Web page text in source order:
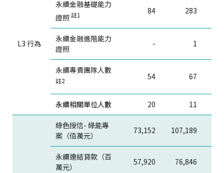
L3 行為
永續金融基礎能力
證照註1 84 283
永續金融進階能力
證照
- 1
永續專責團隊人數
註2 54 67
永續相關單位人數 20 11
綠色授信- 綠能專
案（佰萬元）
73,152 107,189
永續連結貸款（百
萬元）
57,920 76,846